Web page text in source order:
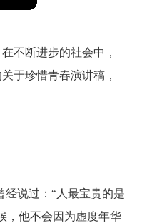
不断进步的社会中，
于珍惜青春演讲稿，
经说过：“人最宝贵的是
，他不会因为虚度年华